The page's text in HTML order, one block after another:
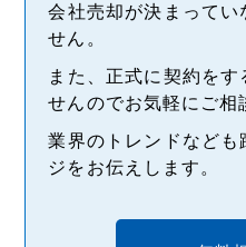
会社売却が決まってい
せん。
また、正式に契約を
せんのでお気軽にご相
業界のトレンドなど
ジをお伝えします。